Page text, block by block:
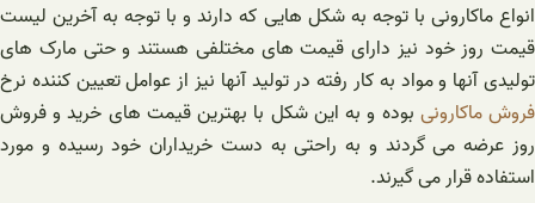
انواع ماکارونی با توجه به شکل هایی که دارند و با توجه به آخرین لیست
قیمت روز خود نیز دارای قیمت های مختلفی هستند و حتی مارک های
تولیدی آنها و مواد به کار رفته در تولید آنها نیز از عوامل تعیین کننده نرخ
فروش ماکارونی بوده و به این شکل با بهترین قیمت های خرید و فروش
روز عرضه می گردند و به راحتی به دست خریداران خود رسیده و مورد
استفاده قرار می گیرند.